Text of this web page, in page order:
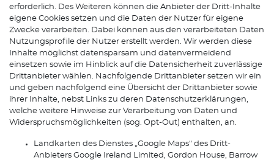
erforderlich. Des Weiteren können die Anbieter der Dritt-Inhalte
eigene Cookies setzen und die Daten der Nutzer für eigene
Zwecke verarbeiten. Dabei können aus den verarbeiteten Daten
Nutzungsprofile der Nutzer erstellt werden. Wir werden diese
Inhalte möglichst datensparsam und datenvermeidend
einsetzen sowie im Hinblick auf die Datensicherheit zuverlässige
Drittanbieter wählen. Nachfolgende Drittanbieter setzen wir ein
und geben nachfolgend eine Übersicht der Drittanbieter sowie
ihrer Inhalte, nebst Links zu deren Datenschutzerklärungen,
welche weitere Hinweise zur Verarbeitung von Daten und
Widerspruchsmöglichkeiten (sog. Opt-Out) enthalten, an.
Landkarten des Dienstes „Google Maps“ des Dritt-
Anbieters Google Ireland Limited, Gordon House, Barrow